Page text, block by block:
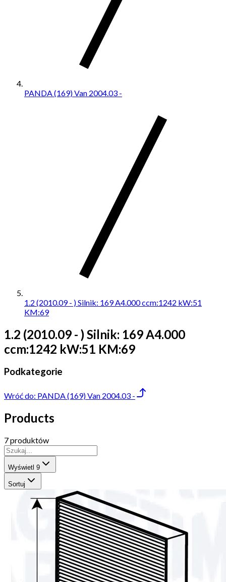
PANDA (169) Van 2004.03 -
1.2 (2010.09 - ) Silnik: 169 A4.000 ccm:1242 kW:51
KM:69
1.2 (2010.09 - ) Silnik: 169 A4.000
ccm:1242 kW:51 KM:69
Podkategorie
Wróć do: PANDA (169) Van 2004.03 -
Products
7 produktów
Wyświetl 9
Sortuj